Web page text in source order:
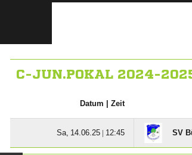
C-JUN.POKAL 2024-
Datum | Zeit
  |  SV